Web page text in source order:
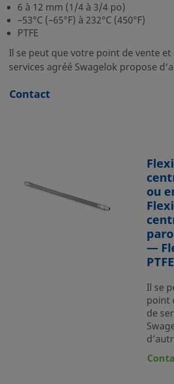
6 à 12 mm (1/4 à 3/4 po)
–53°C (–65°F) à 232°C (450°F)
PTFE
Il se peut que votre point de vente et
services agréé Swagelok propose
Contact
ou
—
Il se
point
de